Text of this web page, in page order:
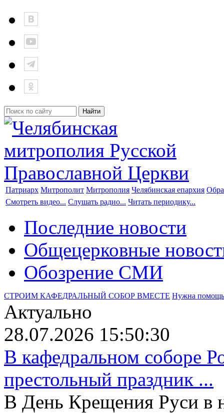
Патриарх Митрополит Митрополия Челябинская епархия
Смотреть видео... Слушать радио... Читать периодику...
Последние новости
Общецерковные
Обозрение СМИ
СТРОИМ КАФЕДРАЛЬНЫЙ СОБОР ВМЕСТЕ Нужна помощь
Актуально
28.07.2026 15:50:30
В кафедральном соборе
престольный праздник ...
В День Крещения Руси в